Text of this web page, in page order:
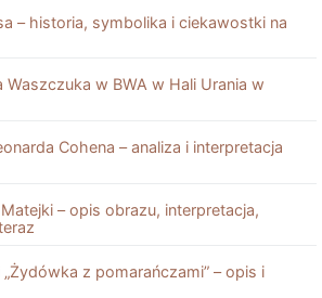
– historia, symbolika i ciekawostki na
Waszczuka w BWA w Hali Urania w
Cohena – analiza i interpretacja
– opis obrazu, interpretacja,
z pomarańczami” – opis i